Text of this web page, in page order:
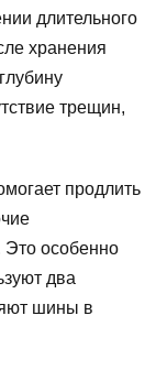
длительного
хранения
трещин,
продлить
Это особенно
два
шины в